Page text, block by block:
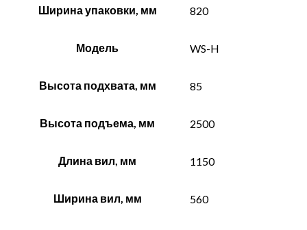
Ширина упаковки, мм 820
Модель WS-H
Высота подхвата, мм 85
Высота подъема, мм 2500
Длина вил, мм 1150
Ширина вил, мм 560